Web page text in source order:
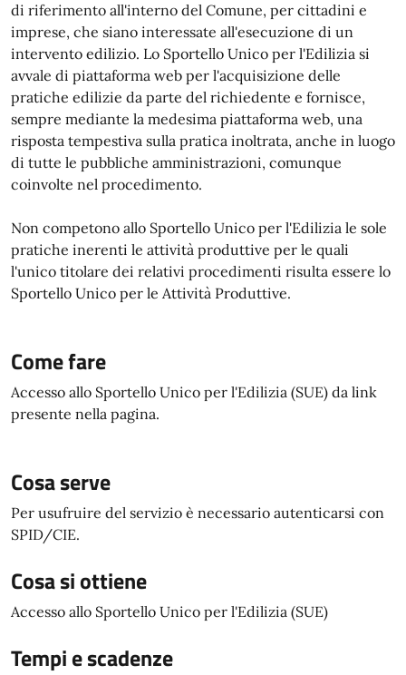
di riferimento all'interno del Comune, per cittadini e
imprese, che siano interessate all'esecuzione di un
intervento edilizio. Lo Sportello Unico per l'Edilizia si
avvale di piattaforma web per l'acquisizione delle
pratiche edilizie da parte del richiedente e fornisce,
sempre mediante la medesima piattaforma web, una
risposta tempestiva sulla pratica inoltrata, anche in luogo
di tutte le pubbliche amministrazioni, comunque
coinvolte nel procedimento.
Non competono allo Sportello Unico per l'Edilizia le sole
pratiche inerenti le attività produttive per le quali
l'unico titolare dei relativi procedimenti risulta essere lo
Sportello Unico per le Attività Produttive.
Come fare
Accesso allo Sportello Unico per l'Edilizia (SUE) da link
presente nella pagina.
Cosa serve
Per usufruire del servizio è necessario autenticarsi con
SPID/CIE.
Cosa si ottiene
Accesso allo Sportello Unico per l'Edilizia (SUE)
Tempi e scadenze